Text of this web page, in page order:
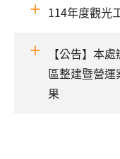
114年度觀光
【公告】本
區整建暨營
果